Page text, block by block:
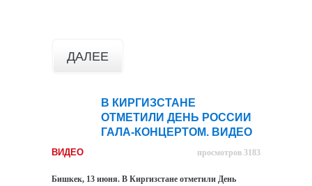
ДАЛЕЕ
В КИРГИЗСТАНЕ
ОТМЕТИЛИ ДЕНЬ РОССИИ
ГАЛА-КОНЦЕРТОМ. ВИДЕО
ВИДЕО просмотров 3183
Бишкек, 13 июня. В Киргизстане отметили День